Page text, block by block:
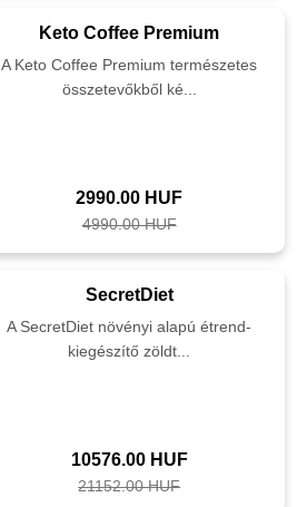
Keto Coffee Premium
A Keto Coffee Premium természetes
összetevőkből ké...
2990.00 HUF
4990.00 HUF
SecretDiet
A SecretDiet növényi alapú étrend-
kiegészítő zöldt...
10576.00 HUF
21152.00 HUF